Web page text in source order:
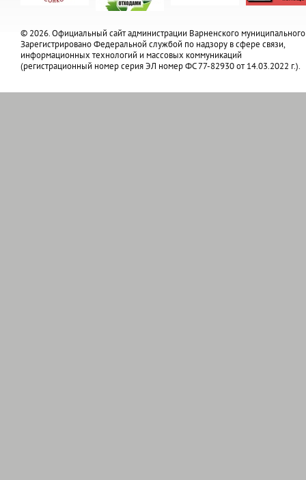
© 2026. Официальный сайт администрации Варненского муниципального
Зарегистрировано Федеральной службой по надзору в сфере связи,
информационных технологий и массовых коммуникаций
(регистрационный номер серия ЭЛ номер ФС 77-82930 от 14.03.2022 г.).